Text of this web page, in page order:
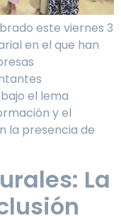
este viernes 3
en el que han
el lema
y el
la presencia de
La